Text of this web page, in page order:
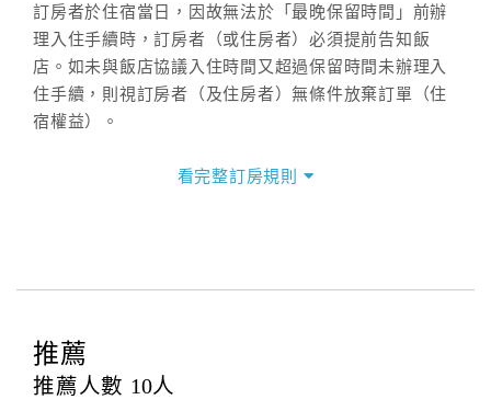
訂房者於住宿當日，因故無法於「最晚保留時間」前辦
理入住手續時，訂房者（或住房者）必須提前告知飯
店。如未與飯店協議入住時間又超過保留時間未辦理入
住手續，則視訂房者（及住房者）無條件放棄訂單（住
宿權益）。
四、訂單異動
提出申辦不得異動訂單。
每筆訂單異動限定
辦理取消退款。
看完整訂房規則
推薦
推薦人數 10人